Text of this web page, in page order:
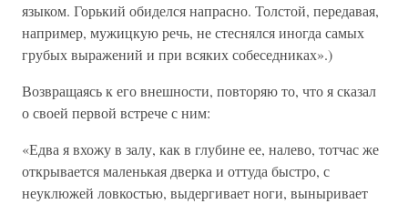
языком. Горький обиделся напрасно. Толстой, передавая,
например, мужицкую речь, не стеснялся иногда самых
грубых выражений и при всяких собеседниках».)
Возвращаясь к его внешности, повторяю то, что я сказал
о своей первой встрече с ним:
«Едва я вхожу в залу, как в глубине ее, налево, тотчас же
открывается маленькая дверка и оттуда быстро, с
неуклюжей ловкостью, выдергивает ноги, выныривает